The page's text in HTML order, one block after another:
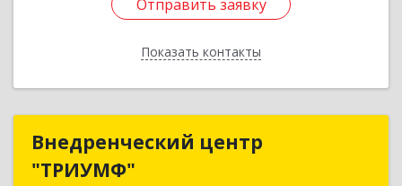
Отправить заявку
Показать контакты
Отправить заявку
Назад
Внедренческий центр
"ТРИУМФ"
Внедренческий центр